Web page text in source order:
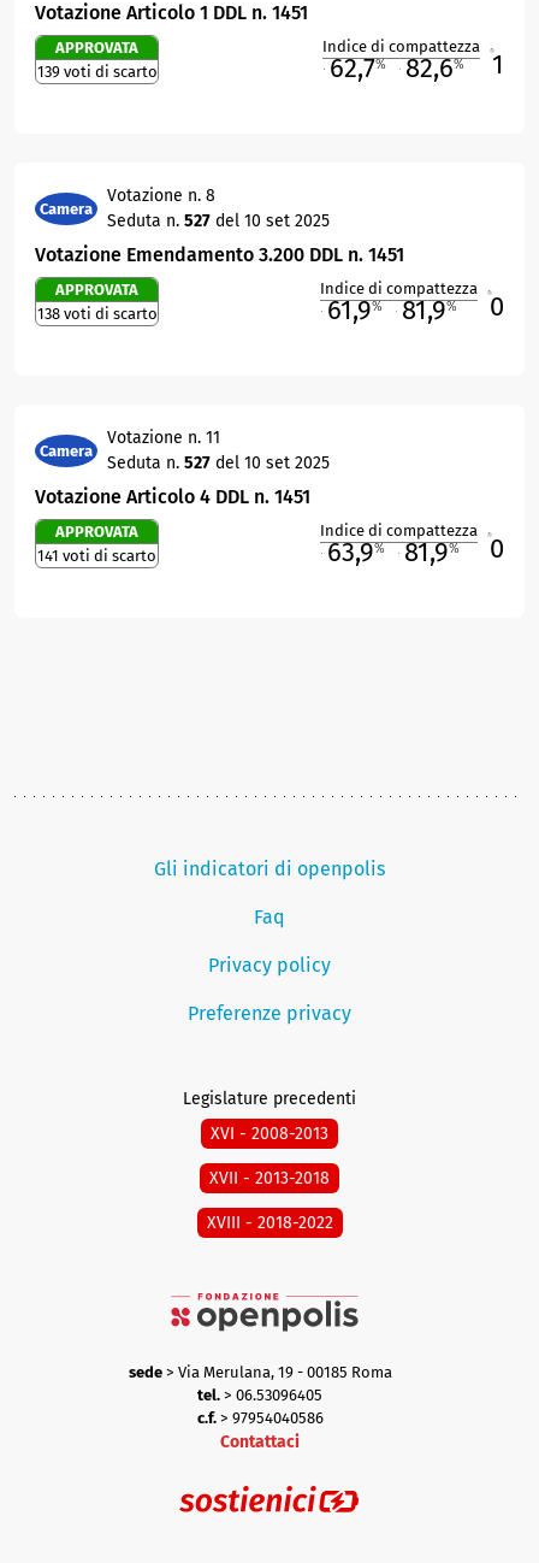
Votazione Articolo 1 DDL n. 1451
APPROVATA
139 voti di scarto
Indice di compattezza
62,7% 82,6% 1
Camera
Votazione n. 8
Seduta n. 527 del 10 set 2025
Votazione Emendamento 3.200 DDL n. 1451
APPROVATA
138 voti di scarto
Indice di compattezza
61,9% 81,9% 0
Camera
Votazione n. 11
Seduta n. 527 del 10 set 2025
Votazione Articolo 4 DDL n. 1451
APPROVATA
141 voti di scarto
Indice di compattezza
63,9% 81,9% 0
Gli indicatori di openpolis
Faq
Privacy policy
Preferenze privacy
Legislature precedenti
XVI - 2008-2013
XVII - 2013-2018
XVIII - 2018-2022
sede> Via Merulana, 19 - 00185 Roma
tel. > 06.53096405
c.f.> 97954040586
Contattaci